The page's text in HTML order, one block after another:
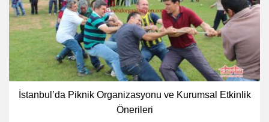
İstanbul’da Piknik Organizasyonu ve Kurumsal Etkinlik
Önerileri